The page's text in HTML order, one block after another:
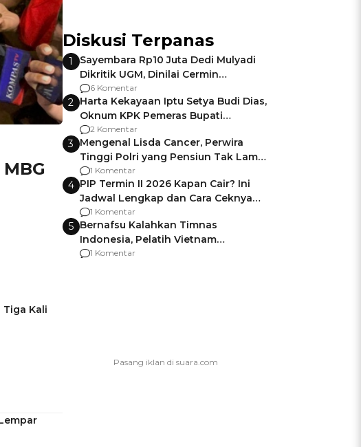
Tiga Kali
Diskusi Terpanas
1
Sayembara Rp10 Juta Dedi Mulyadi
Dikritik UGM, Dinilai Cermin
Gagalnya Negara Jamin Keamanan
6 Komentar
2 Harta Kekayaan Iptu Setya Budi Dias,
Oknum KPK Pemeras Bupati
Pemalang
2 Komentar
3 Mengenal Lisda Cancer, Perwira
Tinggi Polri yang Pensiun Tak Lama
Usai Jadi Brigjen
1 Komentar
4 PIP Termin II 2026 Kapan Cair? Ini
Jadwal Lengkap dan Cara Ceknya
agar Dana Tidak Hangus!
1 Komentar
5 Bernafsu Kalahkan Timnas
Indonesia, Pelatih Vietnam
Berencana Pakai Jimat di Pakansari
1 Komentar